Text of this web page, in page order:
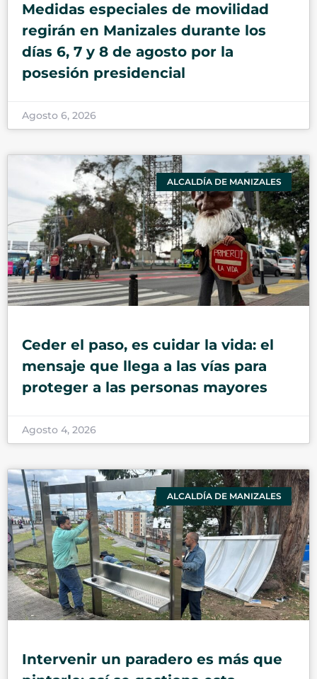
Medidas especiales de movilidad
regirán en Manizales durante los
días 6, 7 y 8 de agosto por la
posesión presidencial
Agosto 6, 2026
ALCALDÍA DE MANIZALES
Ceder el paso, es cuidar la vida: el
mensaje que llega a las vías para
proteger a las personas mayores
Agosto 4, 2026
ALCALDÍA DE MANIZALES
Intervenir un paradero es más que